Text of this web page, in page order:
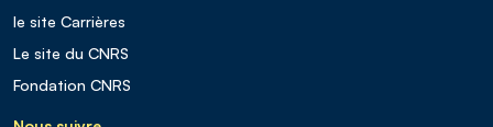
le site Carrières
Le site du CNRS
Fondation CNRS